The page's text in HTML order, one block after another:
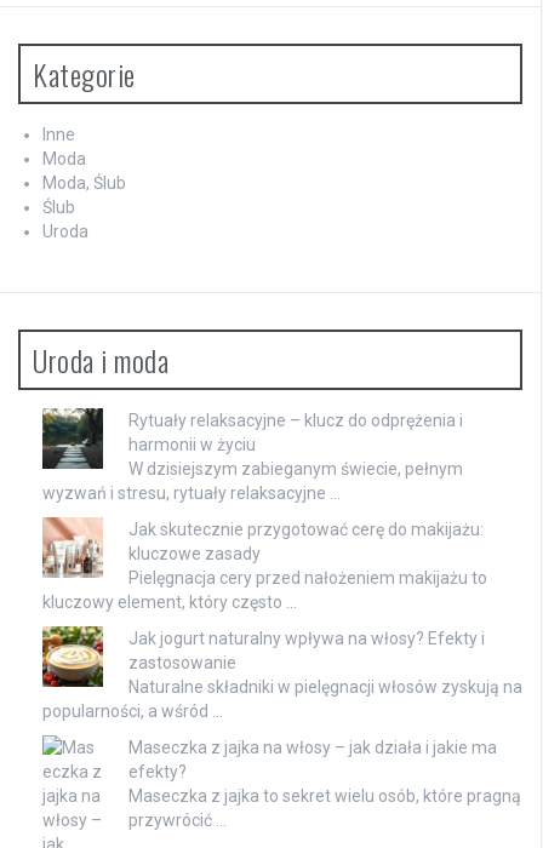
Kategorie
Inne
Moda
Moda, Ślub
Ślub
Uroda
Uroda i moda
Rytuały relaksacyjne – klucz do odprężenia i
harmonii w życiu
W dzisiejszym zabieganym świecie, pełnym
wyzwań i stresu, rytuały relaksacyjne …
Jak skutecznie przygotować cerę do makijażu:
kluczowe zasady
Pielęgnacja cery przed nałożeniem makijażu to
kluczowy element, który często …
Jak jogurt naturalny wpływa na włosy? Efekty i
zastosowanie
Naturalne składniki w pielęgnacji włosów zyskują na
popularności, a wśród …
Maseczka z jajka na włosy – jak działa i jakie ma
efekty?
Maseczka z jajka to sekret wielu osób, które pragną
przywrócić …